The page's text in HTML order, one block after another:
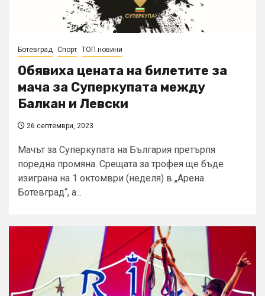
Ботевград Спорт ТОП новини
Обявиха цената на билетите за
мача за Суперкупата между
Балкан и Левски
26 септември, 2023
Мачът за Суперкупата на България претърпя
поредна промяна. Срещата за трофея ще бъде
изиграна на 1 октомври (неделя) в „Арена
Ботевград“, а...